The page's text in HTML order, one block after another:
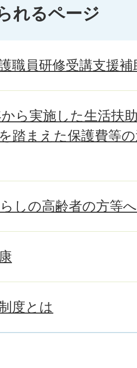
れるページ
職員研修受講支援
ら実施した生活扶
踏まえた保護費等
しの高齢者の方等
度とは